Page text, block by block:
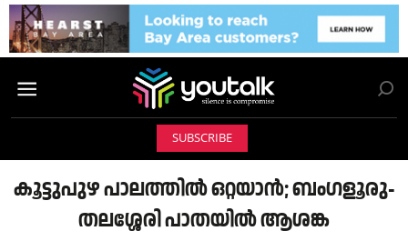
SUBSCRIBE
കൂട്ടുപുഴ പാലത്തിൽ ഒറ്റയാൻ; ബംഗളൂരു-
തലശ്ശേരി പാതയിൽ ആശങ്ക